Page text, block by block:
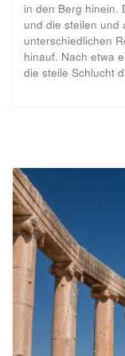
in den Berg hinein.
und die steilen und
unterschiedlichen
hinauf. Nach etwa
die steile Schlucht